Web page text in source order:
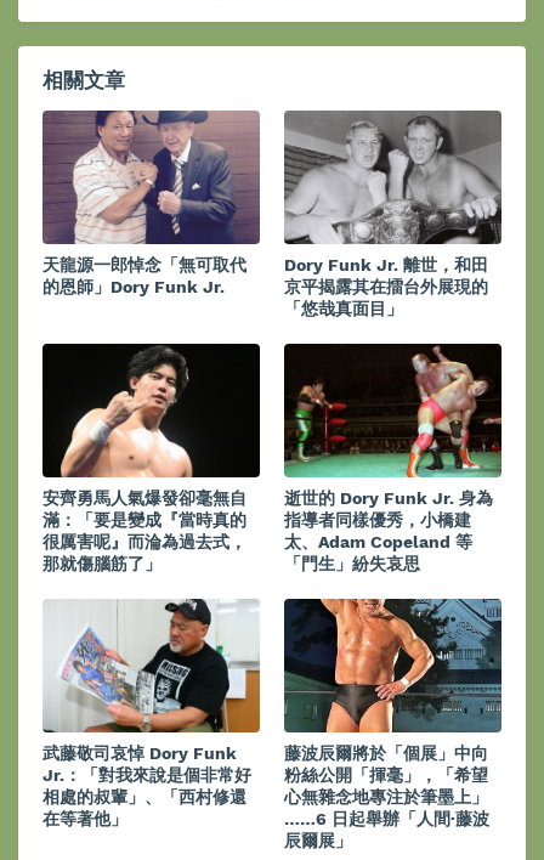
相關文章
天龍源一郎悼念「無可取代
的恩師」Dory Funk Jr.
Dory Funk Jr. 離世，和田
京平揭露其在擂台外展現的
「悠哉真面目」
安齊勇馬人氣爆發卻毫無自
滿：「要是變成『當時真的
很厲害呢』而淪為過去式，
那就傷腦筋了」
逝世的 Dory Funk Jr. 身為
指導者同樣優秀，小橋建
太、Adam Copeland 等
「門生」紛失哀思
武藤敬司哀悼 Dory Funk
Jr.：「對我來說是個非常好
相處的叔輩」、「西村修還
在等著他」
藤波辰爾將於「個展」中向
粉絲公開「揮毫」，「希望
心無雜念地專注於筆墨上」
……6 日起舉辦「人間·藤波
辰爾展」